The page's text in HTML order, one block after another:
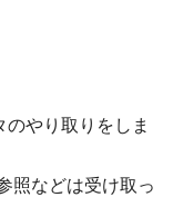
やり取りをしま
照などは受け取っ